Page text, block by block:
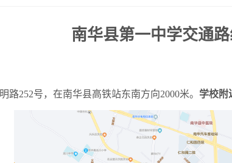
南华县第一中学交通路
路252号，在南华县高铁站东南方向2000米。 学校附